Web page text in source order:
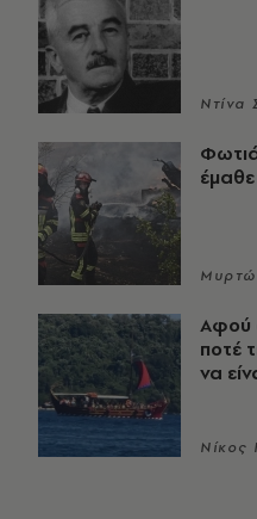
Ντίνα
έμαθε
Αφού
ποτέ
να
Νίκος